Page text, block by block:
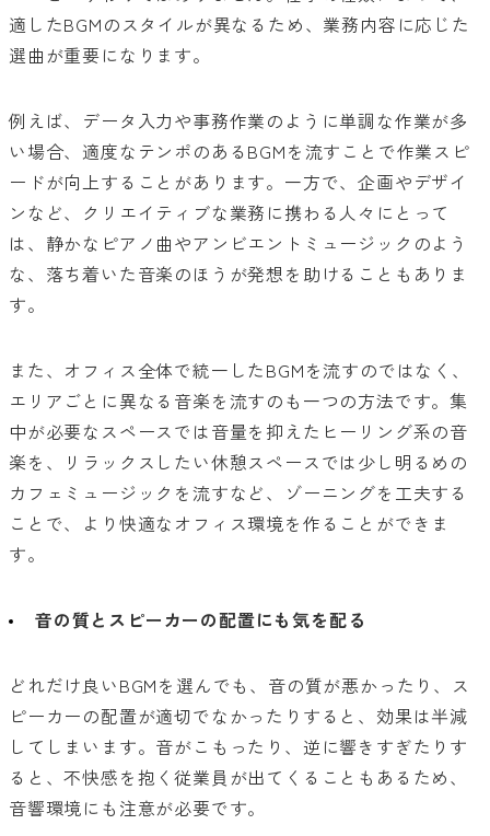
適したBGMのスタイルが異なるため、業務内容に応じた
選曲が重要になります。
例えば、データ入力や事務作業のように単調な作業が多
い場合、適度なテンポのあるBGMを流すことで作業スピ
ードが向上することがあります。一方で、企画やデザイ
ンなど、クリエイティブな業務に携わる人々にとって
は、静かなピアノ曲やアンビエントミュージックのよう
な、落ち着いた音楽のほうが発想を助けることもありま
す。
また、オフィス全体で統一したBGMを流すのではなく、
エリアごとに異なる音楽を流すのも一つの方法です。集
中が必要なスペースでは音量を抑えたヒーリング系の音
楽を、リラックスしたい休憩スペースでは少し明るめの
カフェミュージックを流すなど、ゾーニングを工夫する
ことで、より快適なオフィス環境を作ることができま
す。
音の質とスピーカーの配置にも気を配る
どれだけ良いBGMを選んでも、音の質が悪かったり、ス
ピーカーの配置が適切でなかったりすると、効果は半減
してしまいます。音がこもったり、逆に響きすぎたりす
ると、不快感を抱く従業員が出てくることもあるため、
音響環境にも注意が必要です。